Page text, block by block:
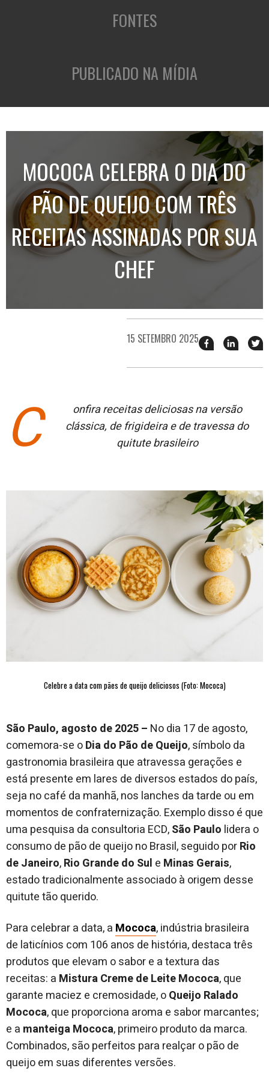
FONTES
PUBLICADO NA MÍDIA
MOCOCA CELEBRA O DIA DO
PÃO DE QUEIJO COM TRÊS
RECEITAS ASSINADAS POR SUA
CHEF
15 SETEMBRO 2025 Compartilhar
esse
no
esse
no
C
onfira receitas deliciosas na versão
clássica, de frigideira e de travessa do
quitute brasileiro
Celebre a data com pães de queijo deliciosos (Foto: Mococa)
São Paulo, agosto de 2025 – No dia 17 de agosto,
comemora-se oDia do Pão de Queijo, símbolo da
gastronomia brasileira que atravessa gerações e
está presente em lares de diversos estados do país,
seja no café da manhã, nos lanches da tarde ou em
momentos de confraternização. Exemplo disso é que
uma pesquisa da consultoria ECD,São Paulo lidera o
consumo de pão de queijo no Brasil, seguido porRio
de Janeiro,Rio Grande do Sul e Minas Gerais,
estado tradicionalmente associado à origem desse
quitute tão querido.
Para celebrar a data, a Mococa, indústria brasileira
de laticínios com 106 anos de história, destaca três
produtos que elevam o sabor e a textura das
receitas: a Mistura Creme de Leite Mococa, que
garante maciez e cremosidade, oQueijo Ralado
Mococa, que proporciona aroma e sabor marcantes;
e a manteiga Mococa, primeiro produto da marca.
Combinados, são perfeitos para realçar o pão de
queijo em suas diferentes versões.